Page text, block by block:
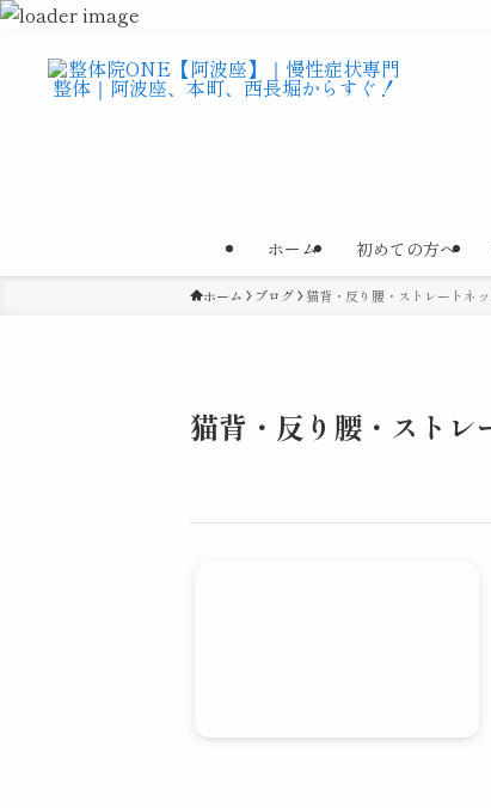
ホーム 初めての方へ
ホーム ブログ 猫背・反り腰・ストレートネッ
猫背・反り腰・ストレ